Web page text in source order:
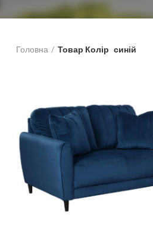
Головна Товар Колір синій